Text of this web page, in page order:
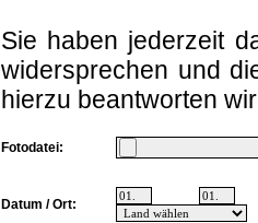
Sie haben jederzeit
widersprechen und
hierzu beantworten
Fotodatei:
Datum / Ort: